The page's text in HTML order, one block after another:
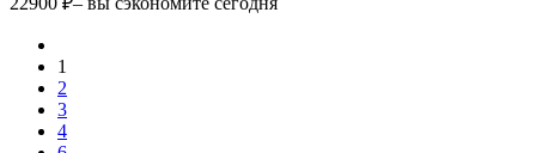
1
2
3
4